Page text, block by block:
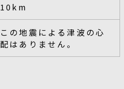
10km
この地震による津波の心
配はありません。